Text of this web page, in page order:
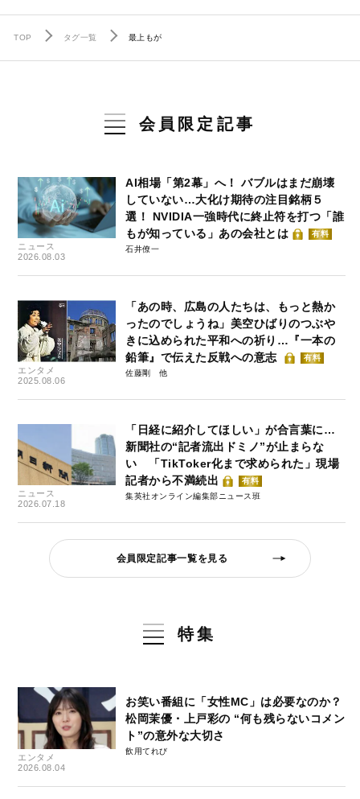
TOP タグ一覧 最上もが
会員限定記事
ニュース
2026.08.03
AI相場「第2幕」へ！ バブルはまだ崩壊
していない…大化け期待の注目銘柄５
選！ NVIDIA一強時代に終止符を打つ「誰
もが知っている」あの会社とは
有料
石井僚一
エンタメ
2025.08.06
「あの時、広島の人たちは、もっと熱か
ったのでしょうね」美空ひばりのつぶや
きに込められた平和への祈り…『一本の
鉛筆』で伝えた反戦への意志
有料
佐藤剛
ニュース
2026.07.18
「日経に紹介してほしい」が合言葉に…
新聞社の“記者流出ドミノ”が止まらな
い 「TikToker化まで求められた」現場
記者から不満続出
有料
集英社オンライン編集部ニュース班
会員限定記事一覧を見る
特集
エンタメ
2026.08.04
お笑い番組に「女性MC」は必要なのか？
松岡茉優・上戸彩の “何も残らないコメン
ト”の意外な大切さ
飲用てれび